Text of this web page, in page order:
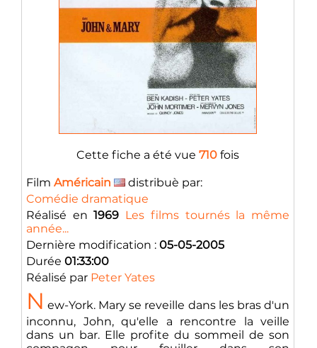
Cette fiche a été vue 710 fois
Film Américain
distribuè par:
Comédie dramatique
Réalisé en1969 Les films tournés la même
année...
Dernière modification : 05-05-2005
Durée 01:33:00
Réalisé par Peter Yates
N ew-York. Mary se reveille dans les bras d'un
inconnu, John, qu'elle a rencontre la veille
dans un bar. Elle profite du sommeil de son